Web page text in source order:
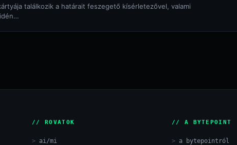
találkozik a határait feszegető kísérletezővel, valami
// ROVATOK
ai/mi
// A BYTEPOINT
a bytepointról